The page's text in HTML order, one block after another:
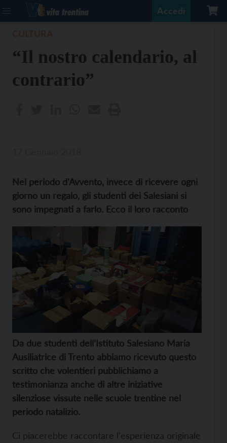
Accedi
“Il nostro calendario, al
contrario”
Nel periodo d'Avvento, invece di ricevere ogni
giorno un regalo, gli studenti dei Salesiani si
sono impegnati a farlo. Ecco il loro racconto
Da due studenti dell’Istituto Salesiano Maria
Ausiliatrice di Trento abbiamo ricevuto questo
scritto che volentieri pubblichiamo a
testimonianza anche di altre iniziative
silenziose vissute nelle scuole trentine nel
periodo natalizio.
Ci piacerebbe raccontare l'esperienza originale